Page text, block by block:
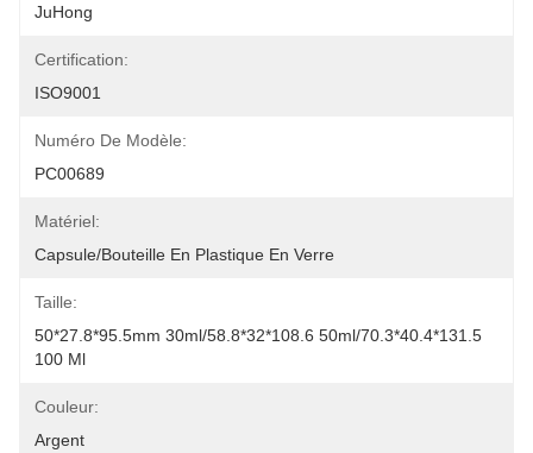
JuHong
Certification:
ISO9001
Numéro De Modèle:
PC00689
Matériel:
Capsule/bouteille En Plastique En Verre
Taille:
50*27.8*95.5mm 30ml/58.8*32*108.6 50ml/70.3*40.4*131.5
100 Ml
Couleur:
Argent